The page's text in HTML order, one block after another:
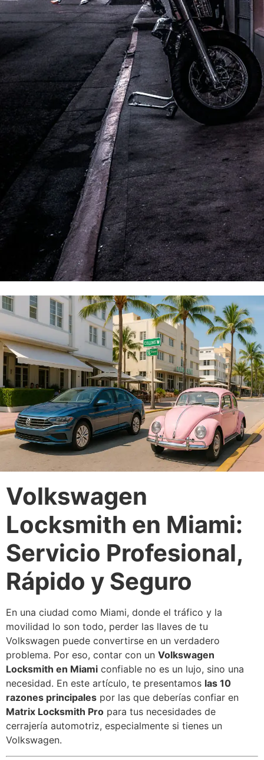
Volkswagen
Locksmith en Miami:
Servicio Profesional,
Rápido y Seguro
En una ciudad como Miami, donde el tráfico y la
movilidad lo son todo, perder las llaves de tu
Volkswagen puede convertirse en un verdadero
problema. Por eso, contar con un Volkswagen
Locksmith en Miami confiable no es un lujo, sino una
necesidad. En este artículo, te presentamos las 10
razones principales por las que deberías confiar en
Matrix Locksmith Pro para tus necesidades de
cerrajería automotriz, especialmente si tienes un
Volkswagen.